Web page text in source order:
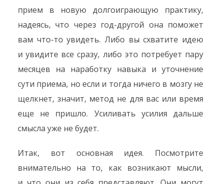
прием в новую долгоиграющую практику,
надеясь, что через год-другой она поможет
вам что-то увидеть. Либо вы схватите идею
и увидите все сразу, либо это потребует пару
месяцев на наработку навыка и уточнение
сути приема, но если и тогда ничего в мозгу не
щелкнет, значит, метод не для вас или время
еще не пришло. Усиливать усилия дальше
смысла уже не будет.
Итак, вот основная идея. Посмотрите
внимательно на то, как возникают мысли,